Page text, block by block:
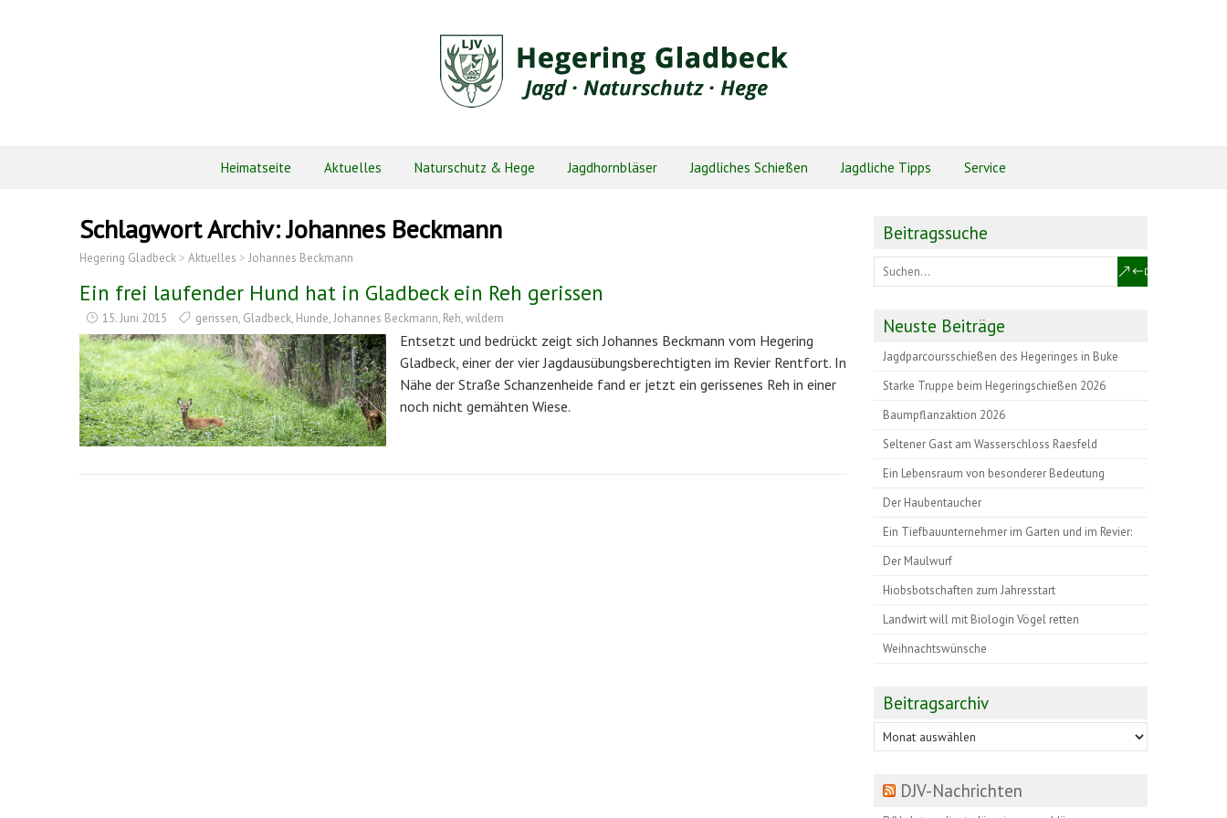
Heimatseite Aktuelles Naturschutz & Hege Jagdhornbläser Jagdliches Schießen Jagdliche Tipps Service
Schlagwort Archiv:Johannes Beckmann
Hegering Gladbeck > Aktuelles > Johannes Beckmann
Ein frei laufender Hund hat in Gladbeck ein Reh gerissen
15. Juni 2015 gerissen, Gladbeck, Hunde,Johannes Beckmann, Reh,wildern
Entsetzt und bedrückt zeigt sich Johannes Beckmann vom Hegering
Gladbeck, einer der vier Jagdausübungsberechtigten im Revier Rentfort. In
Nähe der Straße Schanzenheide fand er jetzt ein gerissenes Reh in einer
noch nicht gemähten Wiese.
Beitragssuche
Neuste Beiträge
Jagdparcoursschießen des Hegeringes in Buke
Starke Truppe beim Hegeringschießen 2026
Baumpflanzaktion 2026
Seltener Gast am Wasserschloss Raesfeld
Ein Lebensraum von besonderer Bedeutung
Der Haubentaucher
Ein Tiefbauunternehmer im Garten und im Revier:
Der Maulwurf
Hiobsbotschaften zum Jahresstart
Landwirt will mit Biologin Vögel retten
Weihnachtswünsche
Beitragsarchiv
Beitragsarchiv
DJV-Nachrichten